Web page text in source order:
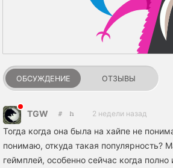
ОБСУЖДЕНИЕ ОТЗЫВЫ
TGW 2 недели назад
Тогда когда она была на хайпе не
понимаю, откуда такая популярность?
геймплей, особенно сейчас когда